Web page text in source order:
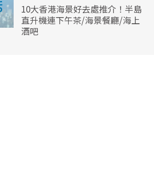
10大香港海景好去處推介！半島
直升機連下午茶/海景餐廳/海上
酒吧